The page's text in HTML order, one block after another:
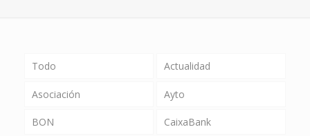
Todo Actualidad
Asociación Ayto
BON CaixaBank